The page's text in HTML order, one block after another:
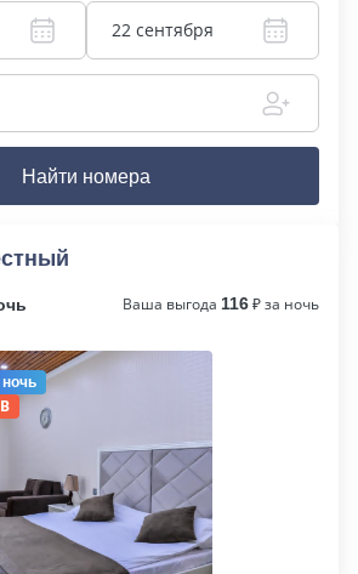
22 сентября
Найти номера
Ваша выгода 116₽ за ночь
ночь